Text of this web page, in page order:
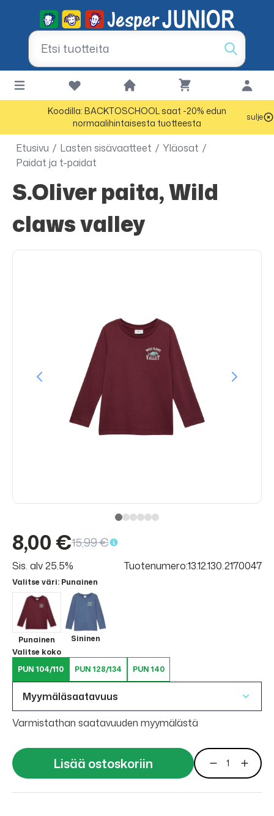
Koodilla: BACKTOSCHOOL saat -20% edun
normaalihintaisesta tuotteesta
sulje
Etusivu / Lasten sisävaatteet / Yläosat /
Paidat ja t-paidat
s.Oliver paita, Wild
claws valley
8,00 €15,99 €
Sis. alv 25.5% Tuotenumero:13.12.130.2170047
Valitse väri: Punainen
Punainen
Sininen
Valitse koko
PUN 104/110
PUN 128/134 PUN 140
Myymäläsaatavuus
Varmistathan saatavuuden myymälästä
Lisää ostoskoriin